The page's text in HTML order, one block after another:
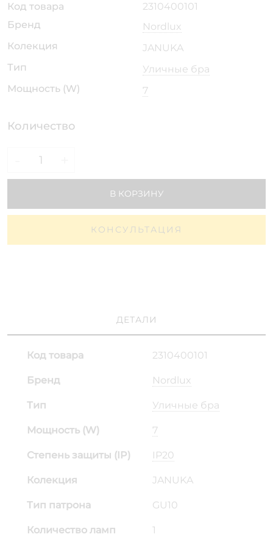
Код товара
2310400101
Бренд
Nordlux
Колекция
JANUKA
Тип
Уличные бра
Мощность (W)
7
Количество
В КОРЗИНУ
КОНСУЛЬТАЦИЯ
ДЕТАЛИ
Код товара 2310400101
Бренд Nordlux
Тип Уличные бра
Мощность (W) 7
Степень защиты (IP) IP20
Колекция JANUKA
Тип патрона GU10
Количество ламп 1